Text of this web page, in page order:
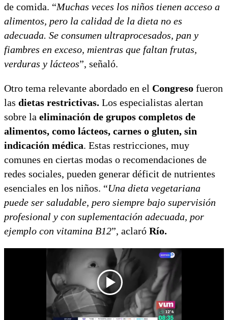
de comida. “Muchas veces los niños tienen acceso a
alimentos, pero la calidad de la dieta no es
adecuada. Se consumen ultraprocesados, pan y
fiambres en exceso, mientras que faltan frutas,
verduras y lácteos”, señaló.
Otro tema relevante abordado en el Congreso fueron
las dietas restrictivas. Los especialistas alertan
sobre la eliminación de grupos completos de
alimentos, como lácteos, carnes o gluten, sin
indicación médica. Estas restricciones, muy
comunes en ciertas modas o recomendaciones de
redes sociales, pueden generar déficit de nutrientes
esenciales en los niños. “Una dieta vegetariana
puede ser saludable, pero siempre bajo supervisión
profesional y con suplementación adecuada, por
ejemplo con vitamina B12”, aclaró Río.